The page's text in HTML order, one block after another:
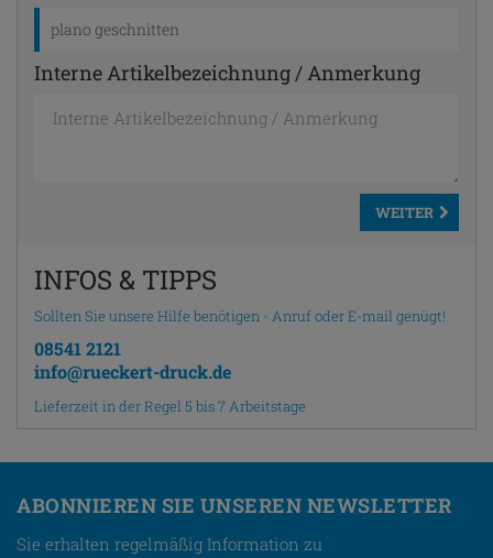
plano geschnitten
Interne Artikelbezeichnung / Anmerkung
WEITER
INFOS & TIPPS
Sollten Sie unsere Hilfe benötigen - Anruf oder E-mail genügt!
08541 2121
info@rueckert-druck.de
Lieferzeit in der Regel 5 bis 7 Arbeitstage
ABONNIEREN SIE UNSEREN NEWSLETTER
Sie erhalten regelmäßig Information zu